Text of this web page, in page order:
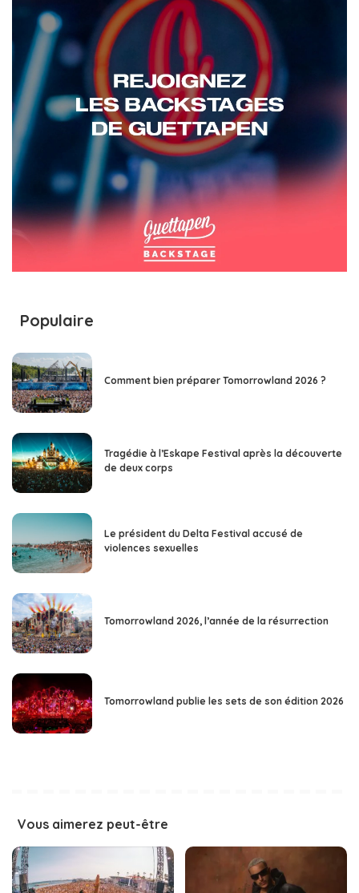
Populaire
Comment bien préparer Tomorrowland 2026 ?
Tragédie à l’Eskape Festival après la découverte
de deux corps
Le président du Delta Festival accusé de
violences sexuelles
Tomorrowland 2026, l’année de la résurrection
Tomorrowland publie les sets de son édition 2026
Vous aimerez peut-être